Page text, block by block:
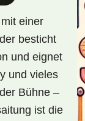
einer
besticht
und eignet
und vieles
Bühne –
ist die